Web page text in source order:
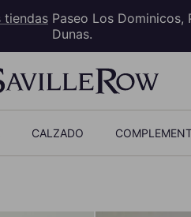
tiendas Paseo Los Dominicos,
Dunas.
CALZADO